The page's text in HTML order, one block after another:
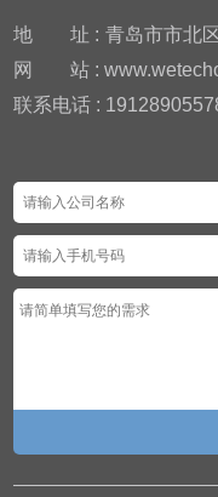
地 址 : 青岛市市北
网
站 :
联系电话 :